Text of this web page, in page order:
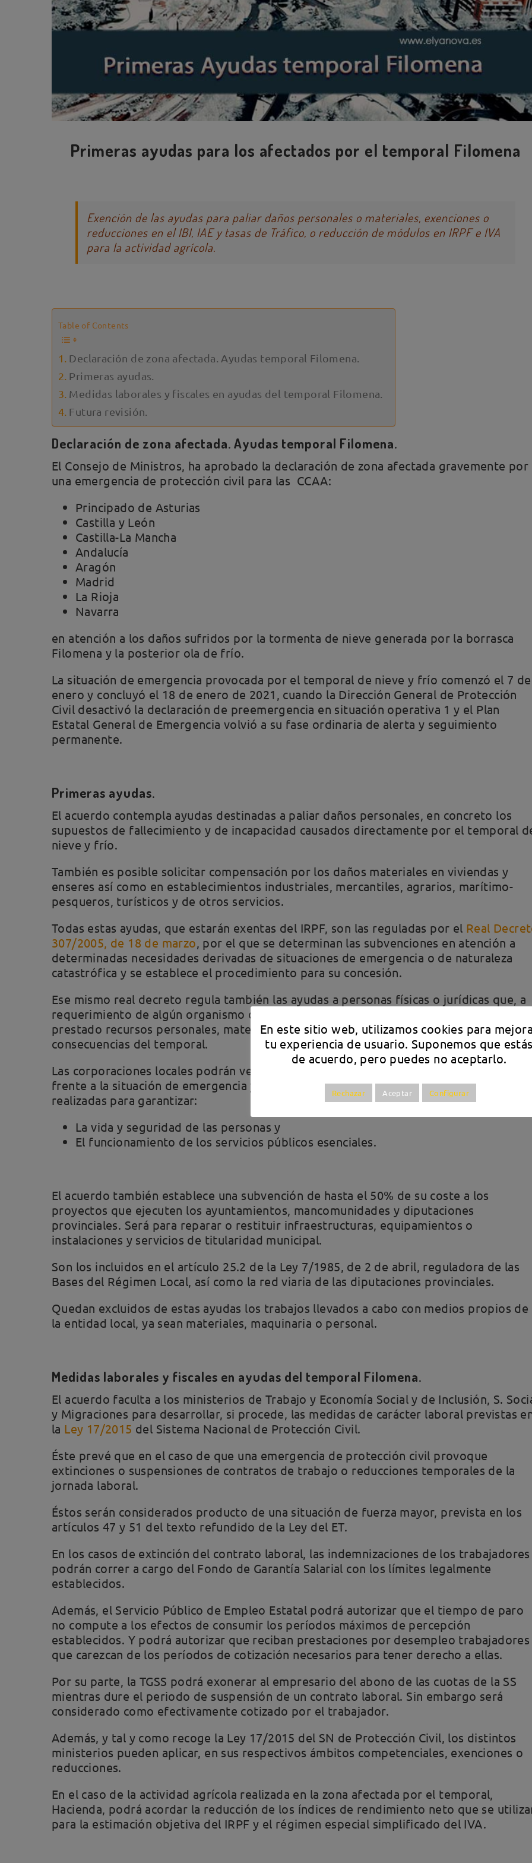
Primeras ayudas para los afectados por el temporal Filomena
Exención de las ayudas para paliar daños personales o materiales, exenciones o
reducciones en el IBI, IAE y tasas de Tráfico, o reducción de módulos en IRPF e IVA
para la actividad agrícola.
Table of Contents
Declaración de zona afectada. Ayudas temporal Filomena.
Primeras ayudas.
Medidas laborales y fiscales en ayudas del temporal Filomena.
Futura revisión.
Declaración de zona afectada. Ayudas temporal Filomena.
El Consejo de Ministros, ha aprobado la declaración de zona afectada gravemente por
una emergencia de protección civil para las CCAA:
Principado de Asturias
Castilla y León
Castilla-La Mancha
Andalucía
Aragón
Madrid
La Rioja
Navarra
en atención a los daños sufridos por la tormenta de nieve generada por la borrasca
Filomena y la posterior ola de frío.
La situación de emergencia provocada por el temporal de nieve y frío comenzó el 7 de
enero y concluyó el 18 de enero de 2021, cuando la Dirección General de Protección
Civil desactivó la declaración de preemergencia en situación operativa 1 y el Plan
Estatal General de Emergencia volvió a su fase ordinaria de alerta y seguimiento
permanente.
Primeras ayudas.
El acuerdo contempla ayudas destinadas a paliar daños personales, en concreto los
supuestos de fallecimiento y de incapacidad causados directamente por el temporal
nieve y frío.
También es posible solicitar compensación por los daños materiales en viviendas y
enseres así como en establecimientos industriales, mercantiles, agrarios, marítimo-
pesqueros, turísticos y de otros servicios.
Todas estas ayudas, que estarán exentas del IRPF, son las reguladas por el Real
307/2005, de 18 de marzo , por el que se determinan las subvenciones en atención a
determinadas necesidades derivadas de situaciones de emergencia o de naturaleza
catastrófica y se establece el procedimiento para su concesión.
Ese mismo real decreto regula también las ayudas a personas físicas o jurídicas que, a
requerimiento de algún organismo de la Administración General del Estado, hayan
prestado recursos personales, materiales o bienes para las labores de superación de
consecuencias del temporal.
Las corporaciones locales podrán ver resarcidos los gastos acometidos para hacer
frente a la situación de emergencia y subvencionadas aquellas actuaciones
realizadas para garantizar:
La vida y seguridad de las personas y
El funcionamiento de los servicios públicos esenciales.
El acuerdo también establece una subvención de hasta el 50% de su coste a los
proyectos que ejecuten los ayuntamientos, mancomunidades y diputaciones
provinciales. Será para reparar o restituir infraestructuras, equipamientos o
instalaciones y servicios de titularidad municipal.
Son los incluidos en el artículo 25.2 de la Ley 7/1985, de 2 de abril, reguladora de las
Bases del Régimen Local, así como la red viaria de las diputaciones provinciales.
Quedan excluidos de estas ayudas los trabajos llevados a cabo con medios propios de
la entidad local, ya sean materiales, maquinaria o personal.
Medidas laborales y fiscales en ayudas del temporal Filomena.
El acuerdo faculta a los ministerios de Trabajo y Economía Social y de Inclusión, S.
y Migraciones para desarrollar, si procede, las medidas de carácter laboral previstas
la Ley 17/2015 del Sistema Nacional de Protección Civil.
Éste prevé que en el caso de que una emergencia de protección civil provoque
extinciones o suspensiones de contratos de trabajo o reducciones temporales de la
jornada laboral.
Éstos serán considerados producto de una situación de fuerza mayor, prevista en los
artículos 47 y 51 del texto refundido de la Ley del ET.
En los casos de extinción del contrato laboral, las indemnizaciones de los trabajadores
podrán correr a cargo del Fondo de Garantía Salarial con los límites legalmente
establecidos.
Además, el Servicio Público de Empleo Estatal podrá autorizar que el tiempo de paro
no compute a los efectos de consumir los períodos máximos de percepción
establecidos. Y podrá autorizar que reciban prestaciones por desempleo trabajadores
que carezcan de los períodos de cotización necesarios para tener derecho a ellas.
Por su parte, la TGSS podrá exonerar al empresario del abono de las cuotas de la SS
mientras dure el periodo de suspensión de un contrato laboral. Sin embargo será
considerado como efectivamente cotizado por el trabajador.
Además, y tal y como recoge la Ley 17/2015 del SN de Protección Civil, los distintos
ministerios pueden aplicar, en sus respectivos ámbitos competenciales, exenciones o
reducciones.
En el caso de la actividad agrícola realizada en la zona afectada por el temporal,
Hacienda, podrá acordar la reducción de los índices de rendimiento neto que se
para la estimación objetiva del IRPF y el régimen especial simplificado del IVA.
En este sitio web, utilizamos cookies para
tu experiencia de usuario. Suponemos que
de acuerdo, pero puedes no aceptarlo.
Rechazar Aceptar Configurar